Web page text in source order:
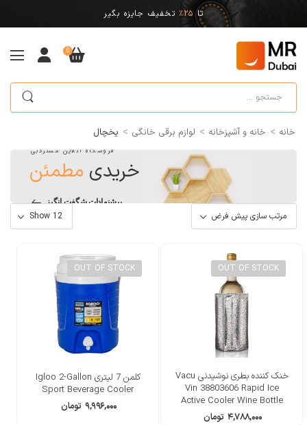
تا 25% تخفیف جایزه بگیر
0
خانه > خانه و آشپزخانه > لوازم برقی خانگی > یخچال
فروشگاه آنلاین مستردبی
خریدی مطمئن
پیشنهادات شگفت انگیز
OUT OF STOCK
خنک کننده بطری نوشیدنی Vacu
Vin 38803606 Rapid Ice
Active Cooler Wine Bottle
Chilling Sleeve
۴,۷۸۸,۰۰۰ تومان
OUT OF STOCK
کلمن 7 لیتری Igloo 2-Gallon
Sport Beverage Cooler
۹,۹۹۶,۰۰۰ تومان